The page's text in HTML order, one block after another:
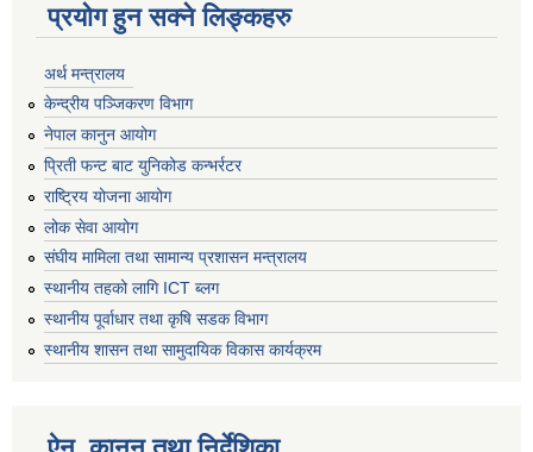
प्रयोग हुन सक्ने लिङ्कहरु
अर्थ मन्त्रालय
केन्द्रीय पञ्जिकरण विभाग
नेपाल कानुन आयोग
प्रिती फन्ट बाट युनिकोड कन्भर्रटर
राष्ट्रिय योजना आयोग
लोक सेवा आयोग
संघीय मामिला तथा सामान्य प्रशासन मन्त्रालय
स्थानीय तहको लागि ICT ब्लग
स्थानीय पूर्वाधार तथा कृषि सडक विभाग
स्थानीय शासन तथा सामुदायिक विकास कार्यक्रम